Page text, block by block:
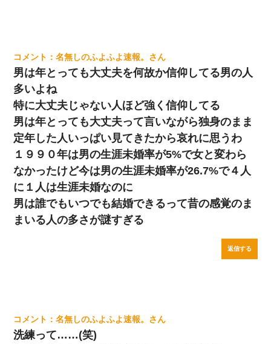
名無しのふよふよ速報。
男は年とっても大丈夫を何故か信仰してる男の人
多いよね
特に大丈夫じゃない人ほど強く信仰してる
男は年とっても大丈夫って言いながら独身のまま
定年した人いっぱい見てきたから哀れに思うわ
１９９０年は男の生涯未婚率が5%で女と変わら
なかったけど今は男の生涯未婚率が26.7%で４人
に１人は生涯未婚なのに
男は誰でもいつでも結婚できるって昔の感覚のま
まいる人の多さが謎すぎる
返信する
名無しのふよふよ速報。
洗練って……(笑)